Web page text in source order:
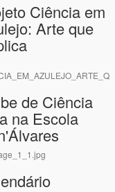
Ciência em
Arte que
de Ciência
na Escola